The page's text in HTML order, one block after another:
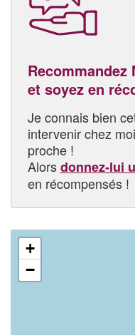
Recommandez
et soyez en
Je connais bien
intervenir chez
proche !
Alorsdonnez-lui
en récompensés !
+
−